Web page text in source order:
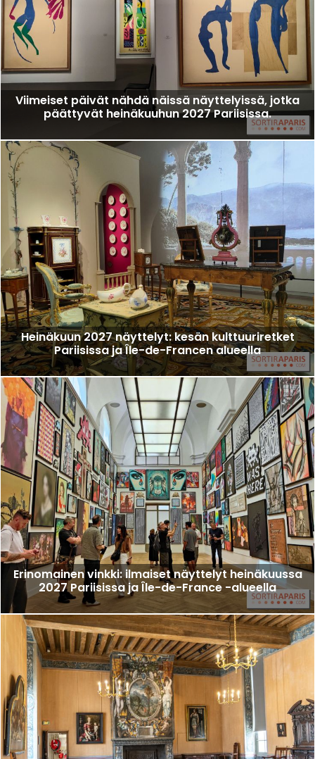
Viimeiset päivät nähdä näissä näyttelyissä, jotka
päättyvät heinäkuuhun 2027 Pariisissa.
Heinäkuun 2027 näyttelyt: kesän kulttuuriretket
Pariisissa ja Île-de-Francen alueella
Erinomainen vinkki: ilmaiset näyttelyt heinäkuussa
2027 Pariisissa ja Île-de-France -alueella